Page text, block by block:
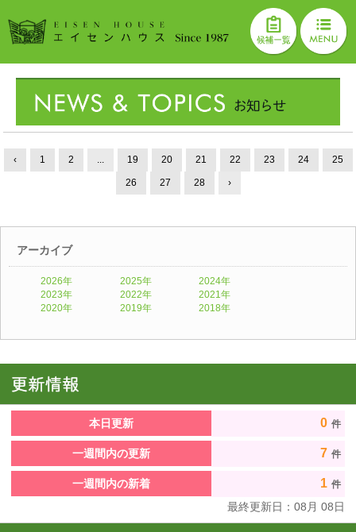
‹ 1 2 ... 19 20 21 22 23 24 25
26 27 28 ›
アーカイブ
2026年 2025年
2024年
2023年
2022年
2021年
2020年
2019年 2018年
本日更新 0 件
一週間内の更新 7 件
一週間内の新着 1 件
最終更新日： 08 月 08日